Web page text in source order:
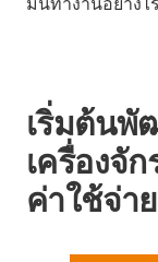
เริ่มต้นพั
เครื่องจั
ค่าใช้จ่า